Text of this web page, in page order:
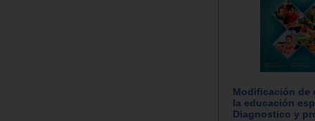
Modificación de
la educación
Diagnostico y